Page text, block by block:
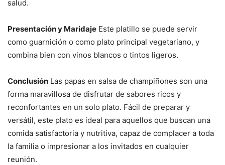
salud.
Presentación y Maridaje Este platillo se puede servir
como guarnición o como plato principal vegetariano, y
combina bien con vinos blancos o tintos ligeros.
Conclusión Las papas en salsa de champiñones son una
forma maravillosa de disfrutar de sabores ricos y
reconfortantes en un solo plato. Fácil de preparar y
versátil, este plato es ideal para aquellos que buscan una
comida satisfactoria y nutritiva, capaz de complacer a toda
la familia o impresionar a los invitados en cualquier
reunión.